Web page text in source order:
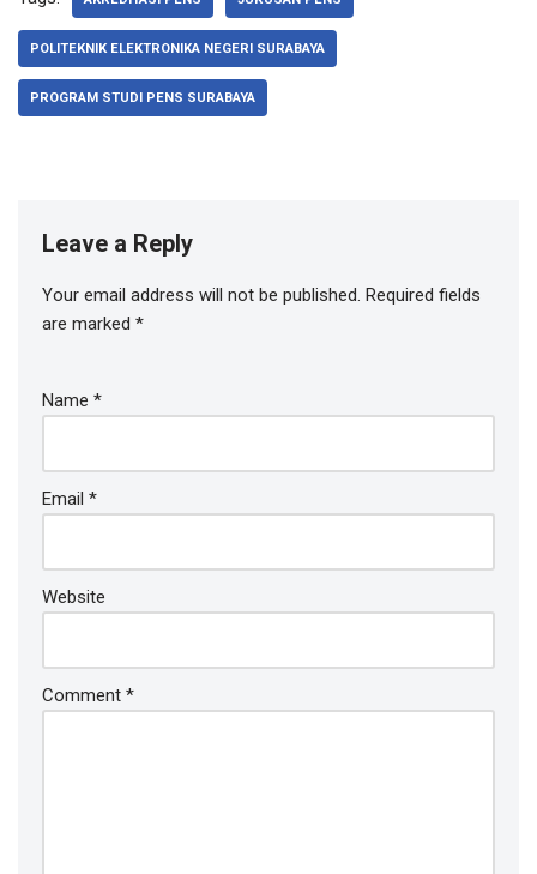
POLITEKNIK ELEKTRONIKA NEGERI SURABAYA
PROGRAM STUDI PENS SURABAYA
Leave a Reply
Your email address will not be published. Required fields
are marked *
Name *
Email *
Website
Comment *